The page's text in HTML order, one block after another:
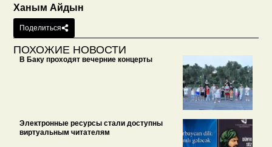
Ханым Айдын
Поделиться
ПОХОЖИЕ НОВОСТИ
В Баку проходят вечерние концерты
Электронные ресурсы стали доступны
виртуальным читателям